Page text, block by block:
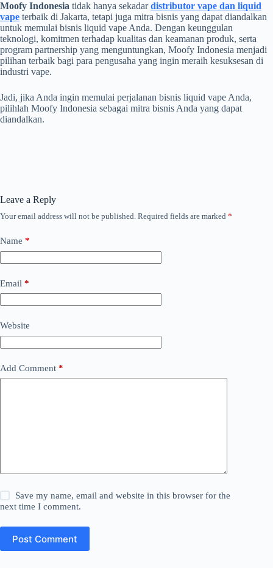
Moofy Indonesia tidak hanya sekadardistributor vape dan liquid
vape terbaik di Jakarta, tetapi juga mitra bisnis yang dapat diandalkan
untuk memulai bisnis liquid vape Anda. Dengan keunggulan
teknologi, komitmen terhadap kualitas dan keamanan produk, serta
program partnership yang menguntungkan, Moofy Indonesia menjadi
pilihan terbaik bagi para pengusaha yang ingin meraih kesuksesan di
industri vape.
Jadi, jika Anda ingin memulai perjalanan bisnis liquid vape Anda,
pilihlah Moofy Indonesia sebagai mitra bisnis Anda yang dapat
diandalkan.
Leave a Reply
Your email address will not be published. Required fields are marked *
Name *
Email *
Website
Add Comment *
Save my name, email and website in this browser for the
next time I comment.
Post Comment